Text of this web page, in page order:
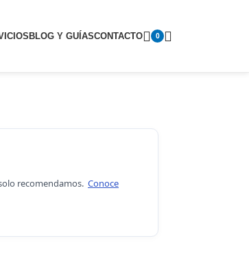
BLOG Y GUÍASCONTACTO 0
recomendamos. Conoce